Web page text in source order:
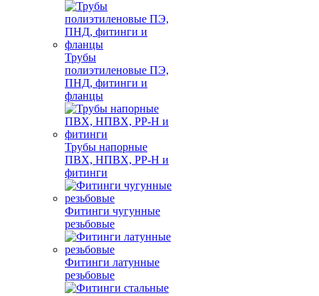
Трубы
полиэтиленовые ПЭ,
ПНД, фитинги и
фланцы
Трубы напорные
ПВХ, НПВХ, PP-H и
фитинги
Фитинги чугунные
резьбовые
Фитинги латунные
резьбовые